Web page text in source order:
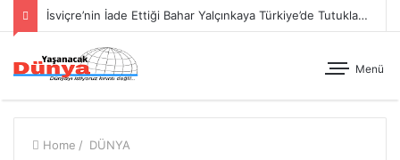
İsviçre’nin İade Ettiği Bahar Yalçınkaya Türkiye’de Tutuklandı
Menü
Home / DÜNYA